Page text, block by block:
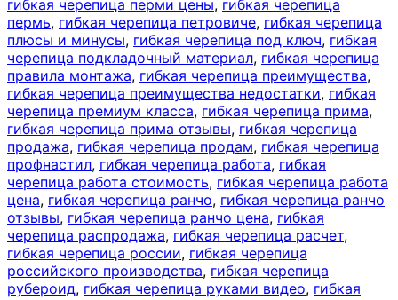
гибкая черепица перми цены, гибкая черепица
пермь, гибкая черепица петровиче, гибкая черепица
плюсы и минусы, гибкая черепица под ключ, гибкая
черепица подкладочный материал, гибкая черепица
правила монтажа, гибкая черепица преимущества,
гибкая черепица преимущества недостатки, гибкая
черепица премиум класса, гибкая черепица прима,
гибкая черепица прима отзывы, гибкая черепица
продажа, гибкая черепица продам, гибкая черепица
профнастил, гибкая черепица работа, гибкая
черепица работа стоимость, гибкая черепица работа
цена, гибкая черепица ранчо, гибкая черепица ранчо
отзывы, гибкая черепица ранчо цена, гибкая
черепица распродажа, гибкая черепица расчет,
гибкая черепица россии, гибкая черепица
российского производства, гибкая черепица
рубероид, гибкая черепица руками видео, гибкая